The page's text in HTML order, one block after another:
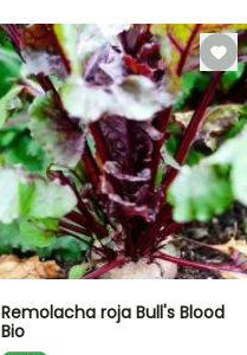
Remolacha roja Bull's Blood
Bio